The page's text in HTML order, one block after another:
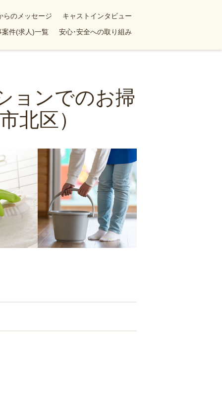
らのメッセージ
キャストインタビュー
案件(求人)一覧 安心･安全への取り組み
ョンでのお掃
北区）